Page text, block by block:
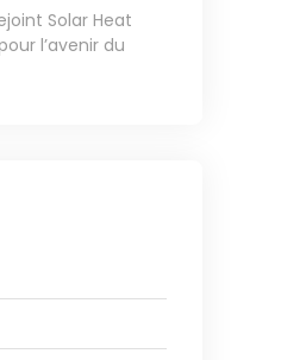
Solar Heat
l’avenir du